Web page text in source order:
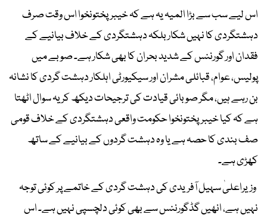
اس لیے سب سے بڑا المیہ یہ ہے کہ خیبرپختونخوا اس وقت صرف
دہشتگردی کا نہیں شکار بلکہ دہشتگردی کے خلاف بیانیے کے
فقدان اور گورننس کے شدید بحران کا بھی شکار ہے۔ صوبے میں
پولیس، عوام، قبائلی مشران اور سیکیورٹی اہلکار دہشت گردی کا نشانہ
بن رہے ہیں، مگر صوبائی قیادت کی ترجیحات دیکھ کر یہ سوال اٹھتا
ہے کہ کیا خیبرپختونخوا حکومت واقعی دہشتگردی کے خلاف قومی
صف بندی کا حصہ ہے یا وہ دہشت گردوں کے بیانیے کے ساتھ
کھڑی ہے۔
وزیراعلیٰ سہیل آفریدی کی دہشت گردی کے خاتمے پر کوئی توجہ
نہیں ہے، انھیں گڈگورننس سے بھی کوئی دلچسپی نہیں ہے۔ اس